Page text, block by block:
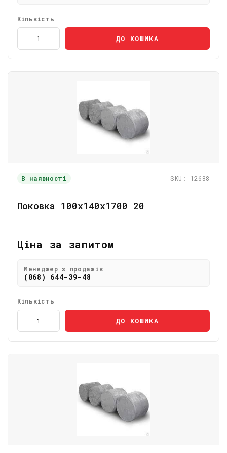
Кількість
ДО КОШИКА
В наявності SKU: 12688
Поковка 100х140х1700 20
Ціна за запитом
Менеджер з продажів
(068) 644-39-48
Кількість
ДО КОШИКА